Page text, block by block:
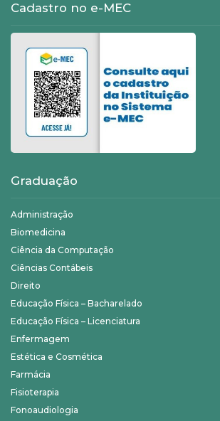
Cadastro no e-MEC
Graduação
Administração
Biomedicina
Ciência da Computação
Ciências Contábeis
Direito
Educação Física – Bacharelado
Educação Física – Licenciatura
Enfermagem
Estética e Cosmética
Farmácia
Fisioterapia
Fonoaudiologia